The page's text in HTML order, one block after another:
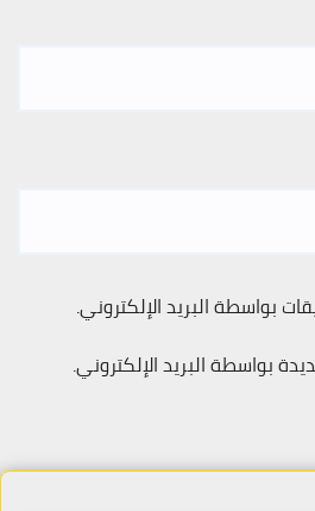
بواسطة البريد الإلكتروني.
بواسطة البريد الإلكتروني.